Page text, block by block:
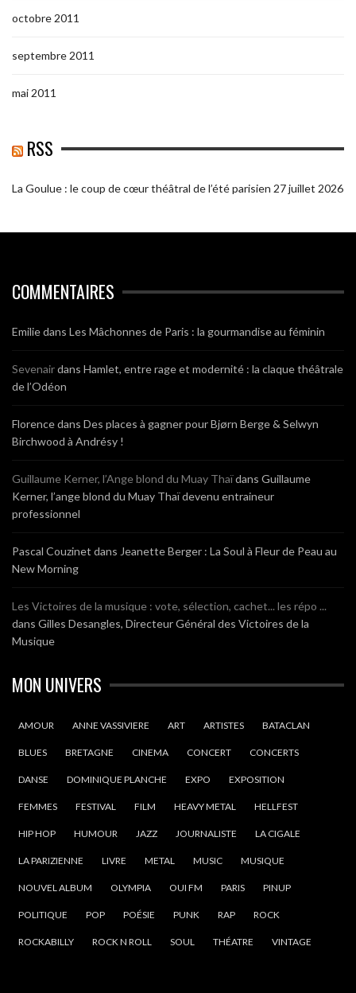
octobre 2011
septembre 2011
mai 2011
RSS
La Goulue : le coup de cœur théâtral de l’été parisien 27 juillet 2026
COMMENTAIRES
Emiliedans Les Mâchonnes de Paris : la gourmandise au féminin
Sevenairdans Hamlet, entre rage et modernité : la claque théâtrale
de l’Odéon
Florencedans Des places à gagner pour Bjørn Berge & Selwyn
Birchwood à Andrésy !
Guillaume Kerner, l’Ange blond du Muay Thaïdans Guillaume
Kerner, l’ange blond du Muay Thaï devenu entraineur
professionnel
Pascal Couzinet dans Jeanette Berger : La Soul à Fleur de Peau au
New Morning
Les Victoires de la musique : vote, sélection, cachet... les répo ...
dans Gilles Desangles, Directeur Général des Victoires de la
Musique
MON UNIVERS
AMOUR ANNE VASSIVIERE ART ARTISTES BATACLAN
BLUES BRETAGNE CINEMA CONCERT CONCERTS
DANSE DOMINIQUE PLANCHE EXPO EXPOSITION
FEMMES FESTIVAL FILM HEAVY METAL HELLFEST
HIP HOP HUMOUR JAZZ JOURNALISTE LA CIGALE
LA PARIZIENNE LIVRE METAL MUSIC MUSIQUE
NOUVEL ALBUM OLYMPIA OUI FM PARIS PINUP
POLITIQUE POP POÉSIE PUNK RAP ROCK
ROCKABILLY ROCK N ROLL SOUL THÉATRE VINTAGE